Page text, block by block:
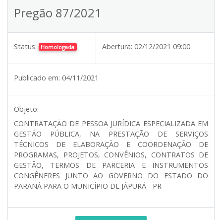
Pregão 87/2021
Status: Homologada Abertura: 02/12/2021 09:00
Publicado em: 04/11/2021
Objeto:
CONTRATAÇÃO DE PESSOA JURÍDICA ESPECIALIZADA EM
GESTÁO PÚBLICA, NA PRESTAÇÃO DE SERVIÇOS
TÉCNICOS DE ELABORAÇÃO E COORDENAÇÃO DE
PROGRAMAS, PROJETOS, CONVÊNIOS, CONTRATOS DE
GESTÃO, TERMOS DE PARCERIA E INSTRUMENTOS
CONGÊNERES JUNTO AO GOVERNO DO ESTADO DO
PARANÁ PARA O MUNICÍPIO DE JÁPURÁ - PR